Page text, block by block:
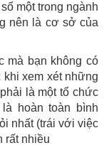
một trong ngành
nên là cơ sở của
mà bạn không có
xem xét những
là một tổ chức
hoàn toàn bình
nhất (trái với việc
rất nhiều